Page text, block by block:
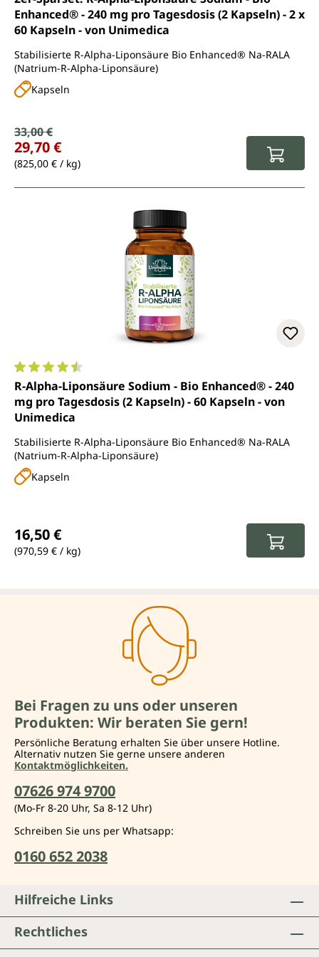
Enhanced® - 240 mg pro Tagesdosis (2 Kapseln) - 2 x
60 Kapseln - von Unimedica
Stabilisierte R-Alpha-Liponsäure Bio Enhanced® Na-RALA
(Natrium-R-Alpha-Liponsäure)
Kapseln
Verkaufspreis:
Regulärer Preis:
33,00 €
29,70 €
(825,00 € / kg)
Durchschnittliche Bewertung von 4.5 von 5 Sternen
R-Alpha-Liponsäure Sodium - Bio Enhanced® - 240
mg pro Tagesdosis (2 Kapseln) - 60 Kapseln - von
Unimedica
Stabilisierte R-Alpha-Liponsäure Bio Enhanced® Na-RALA
(Natrium-R-Alpha-Liponsäure)
Kapseln
16,50 €
(970,59 € / kg)
Bei Fragen zu uns oder unseren
Produkten: Wir beraten Sie gern!
Persönliche Beratung erhalten Sie über unsere Hotline.
Alternativ nutzen Sie gerne unsere anderen
Kontaktmöglichkeiten.
07626 974 9700
(Mo-Fr 8-20 Uhr, Sa 8-12 Uhr)
Schreiben Sie uns per Whatsapp:
0160 652 2038
Hilfreiche Links
Rechtliches